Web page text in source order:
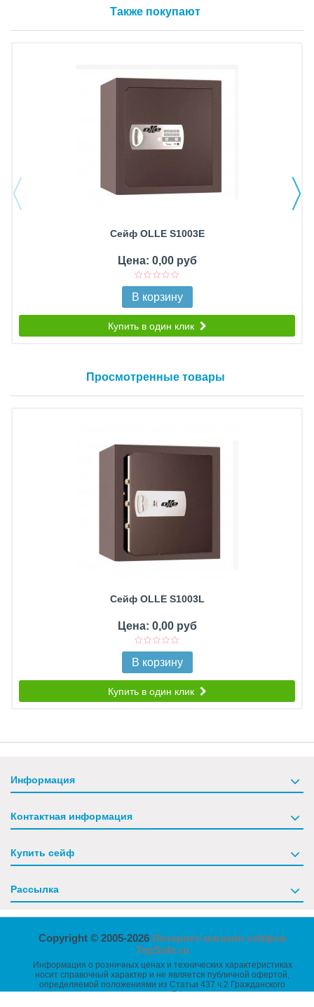
Также покупают
Сейф OLLE S1003E
Цена: 0,00 руб
В корзину
Купить в один клик
Просмотренные товары
Сейф OLLE S1003L
Цена: 0,00 руб
В корзину
Купить в один клик
Информация
Контактная информация
Купить сейф
Рассылка
Copyright © 2005-2026 Интернет-магазин сейфов
TopSafe.ru
Информация о розничных ценах и технических характеристиках
носит справочный характер и не является публичной офертой,
определяемой положениями из Статьи 437 ч.2 Гражданского
кодекса РФ.